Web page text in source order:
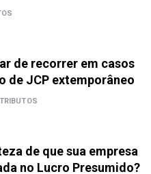
de recorrer em casos
de JCP extemporâneo
TRIBUTOS
de que sua empresa
no Lucro Presumido?